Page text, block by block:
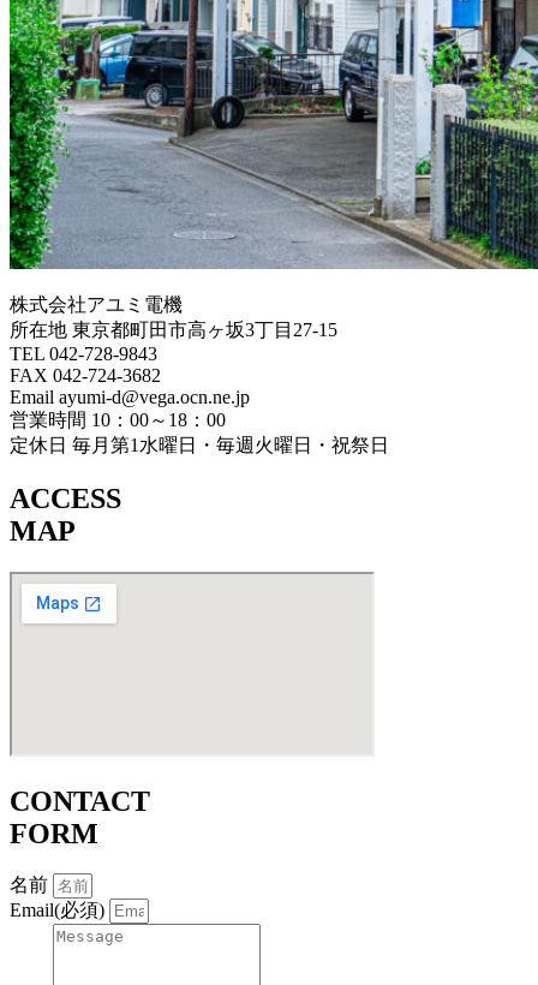
株式会社アユミ電機
所在地 東京都町田市高ヶ坂3丁目27‐15
TEL 042-728-9843
FAX 042-724-3682
Email ayumi-d@vega.ocn.ne.jp
営業時間 10：00～18：00
定休日 毎月第1水曜日・毎週火曜日・祝祭日
ACCESS
MAP
CONTACT
FORM
名前
Email(必須)